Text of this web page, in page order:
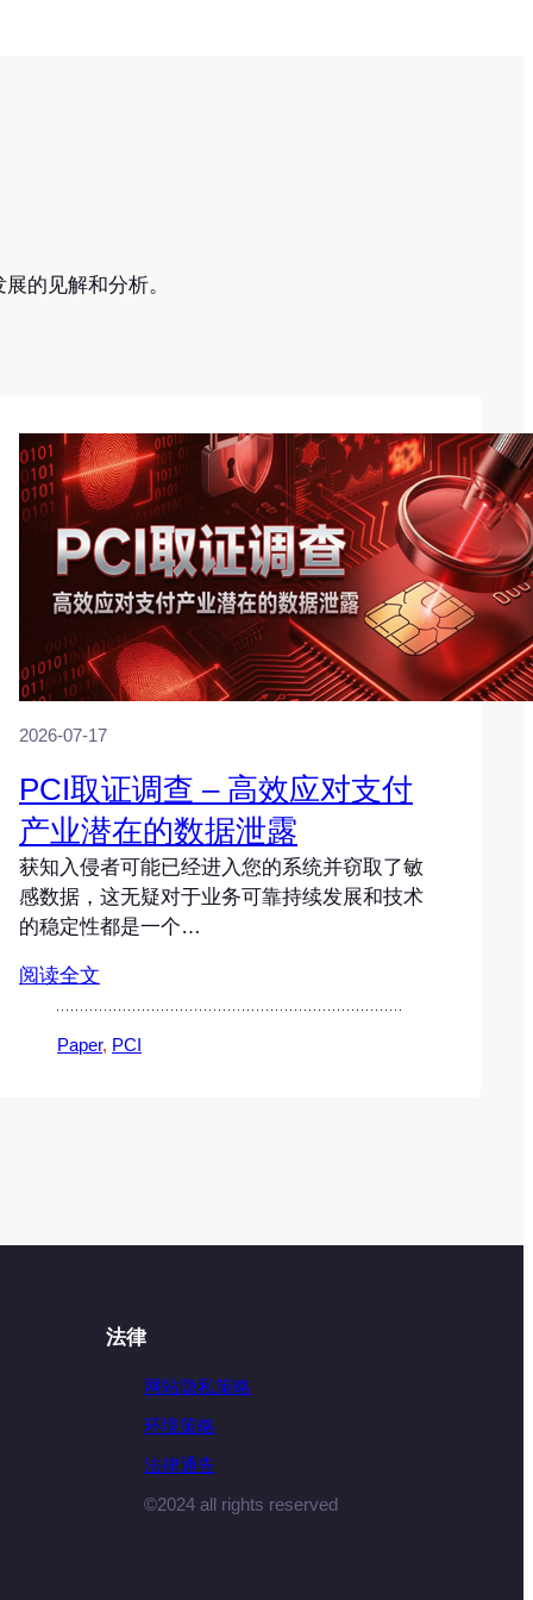
的见解和分析。
2026-07-17
PCI取证调查 – 高效应对支付
产业潜在的数据泄露
获知入侵者可能已经进入您的系统并窃取了敏
感数据，这无疑对于业务可靠持续发展和技术
的稳定性都是一个…
阅读全文
Paper, PCI
法律
网站隐私策略
环境策略
法律通告
©2024 all rights reserved